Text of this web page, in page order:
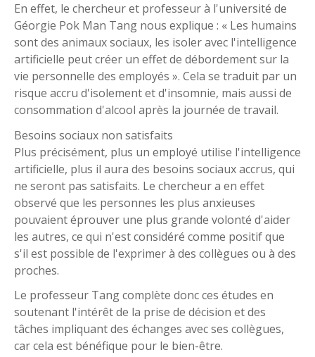
En effet, le chercheur et professeur à l'université de
Géorgie Pok Man Tang nous explique : « Les humains
sont des animaux sociaux, les isoler avec l'intelligence
artificielle peut créer un effet de débordement sur la
vie personnelle des employés ». Cela se traduit par un
risque accru d'isolement et d'insomnie, mais aussi de
consommation d'alcool après la journée de travail.
Besoins sociaux non satisfaits
Plus précisément, plus un employé utilise l'intelligence
artificielle, plus il aura des besoins sociaux accrus, qui
ne seront pas satisfaits. Le chercheur a en effet
observé que les personnes les plus anxieuses
pouvaient éprouver une plus grande volonté d'aider
les autres, ce qui n'est considéré comme positif que
s'il est possible de l'exprimer à des collègues ou à des
proches.
Le professeur Tang complète donc ces études en
soutenant l'intérêt de la prise de décision et des
tâches impliquant des échanges avec ses collègues,
car cela est bénéfique pour le bien-être.